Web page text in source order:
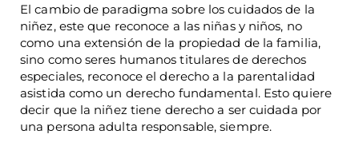
El cambio de paradigma sobre los cuidados de la
niñez, este que reconoce a las niñas y niños, no
como una extensión de la propiedad de la familia,
sino como seres humanos titulares de derechos
especiales, reconoce el derecho a la parentalidad
asistida como un derecho fundamental. Esto quiere
decir que la niñez tiene derecho a ser cuidada por
una persona adulta responsable, siempre.